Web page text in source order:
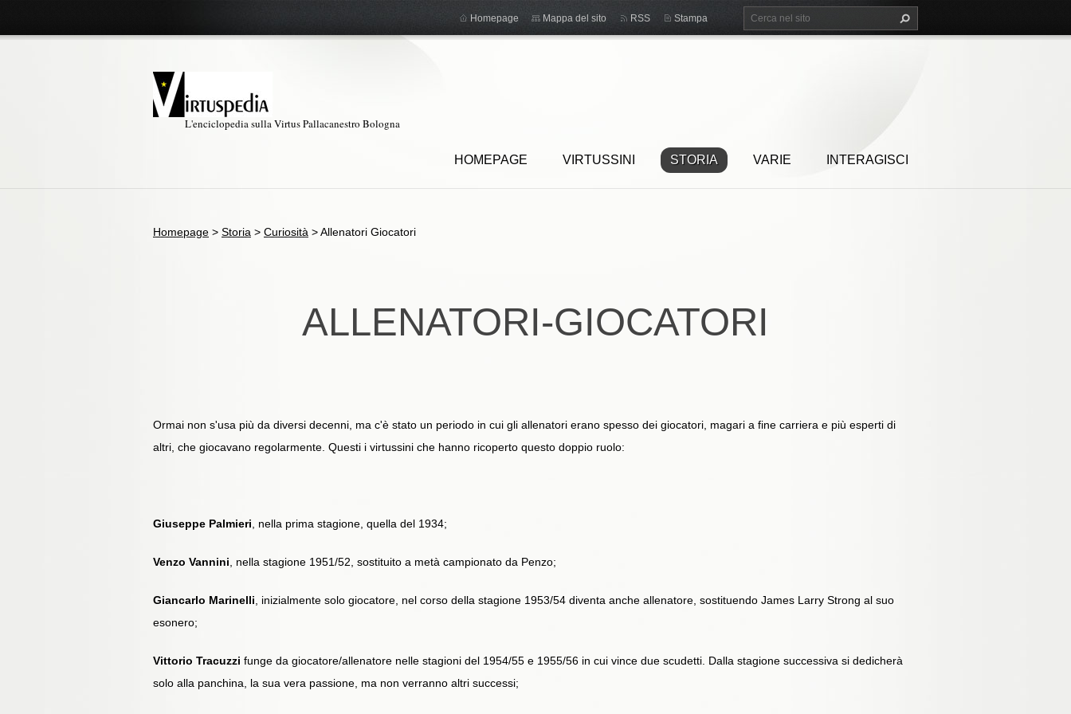
L'enciclopedia sulla Virtus Pallacanestro Bologna
HOMEPAGE VIRTUSSINI STORIA VARIE INTERAGISCI
Homepage Mappa del sito RSS Stampa
Homepage > Storia > Curiosità >Allenatori Giocatori
ALLENATORI-GIOCATORI
Ormai non s'usa più da diversi decenni, ma c'è stato un periodo in cui gli allenatori erano spesso dei giocatori, magari a fine carriera e più esperti di
altri, che giocavano regolarmente. Questi i virtussini che hanno ricoperto questo doppio ruolo:
Giuseppe Palmieri , nella prima stagione, quella del 1934;
Venzo Vannini , nella stagione 1951/52, sostituito a metà campionato da Penzo;
Giancarlo Marinelli , inizialmente solo giocatore, nel corso della stagione 1953/54 diventa anche allenatore, sostituendo James Larry Strong al suo
esonero;
Vittorio Tracuzzi funge da giocatore/allenatore nelle stagioni del 1954/55 e 1955/56 in cui vince due scudetti. Dalla stagione successiva si dedicherà
solo alla panchina, la sua vera passione, ma non verranno altri successi;